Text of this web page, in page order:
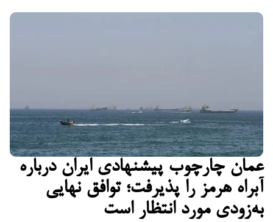
عمان چارچوب پیشنهادی ایران درباره
آبراه هرمز را پذیرفت؛ توافق نهایی
به‌زودی مورد انتظار است